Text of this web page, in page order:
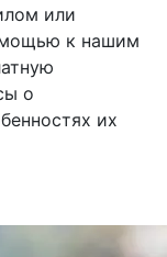
или
к нашим
о
их